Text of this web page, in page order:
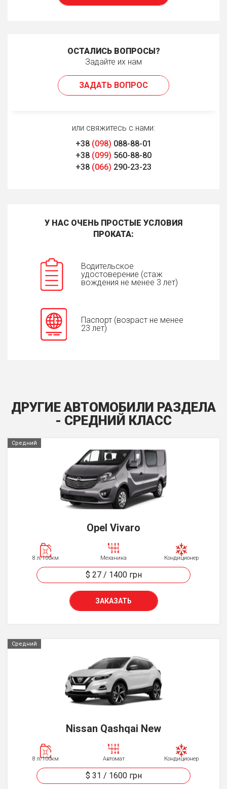
ОСТАЛИСЬ ВОПРОСЫ?
Задайте их нам
ЗАДАТЬ ВОПРОС
или свяжитесь с нами:
+38 (098) 088-88-01
+38 (099) 560-88-80
+38 (066) 290-23-23
У НАС ОЧЕНЬ ПРОСТЫЕ УСЛОВИЯ
ПРОКАТА:
Водительское
удостоверение (стаж
вождения не менее 3 лет)
Паспорт (возраст не менее
23 лет)
ДРУГИЕ АВТОМОБИЛИ РАЗДЕЛА
- СРЕДНИЙ КЛАСС
Средний
Opel Vivaro
8 л/100км Механика Кондиционер
$ 27/ 1400 грн
ЗАКАЗАТЬ
Средний
Nissan Qashqai New
8 л/100км Автомат Кондиционер
$ 31 / 1600 грн